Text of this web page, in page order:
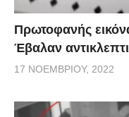
Πρωτοφανής
Έβαλαν
17 ΝΟΕΜΒΡΊΟΥ, 2022